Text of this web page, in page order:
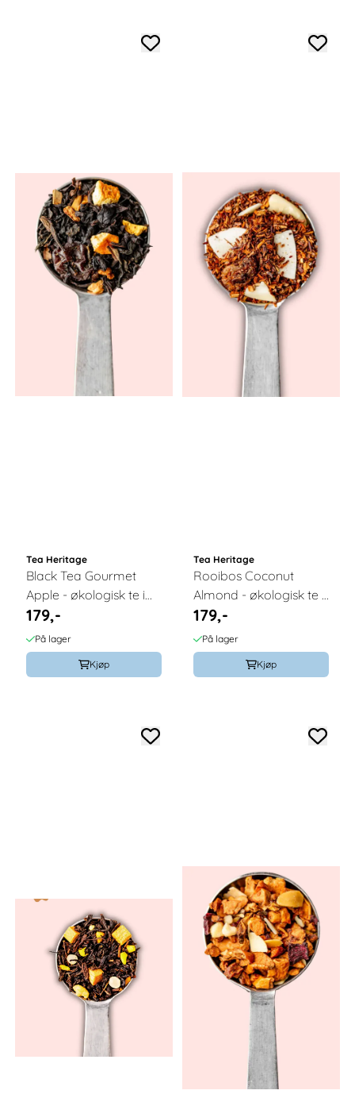
Tea Heritage
Black Tea Gourmet
Apple - økologisk te i
løsvekt 100g / Tea
Heritage
179,-
På lager
Kjøp
Tea Heritage
Rooibos Coconut
Almond - økologisk te i
løsvekt 100g / Tea
Heritage
179,-
På lager
Kjøp